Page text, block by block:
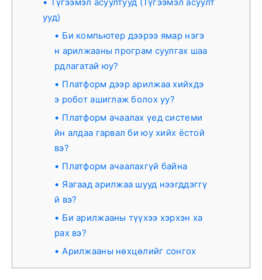
ууд)
Би компьютер дээрээ ямар нэгэ
н арилжааны програм суулгах шаа
рдлагатай юу?
Платформ дээр арилжаа хийхдэ
э робот ашиглаж болох уу?
Платформ ачаалах үед системи
йн алдаа гарвал би юу хийх ёстой
вэ?
Платформ ачаалахгүй байна
Яагаад арилжаа шууд нээгддэггү
й вэ?
Би арилжааны түүхээ хэрхэн ха
рах вэ?
Арилжааны нөхцөлийг сонгох